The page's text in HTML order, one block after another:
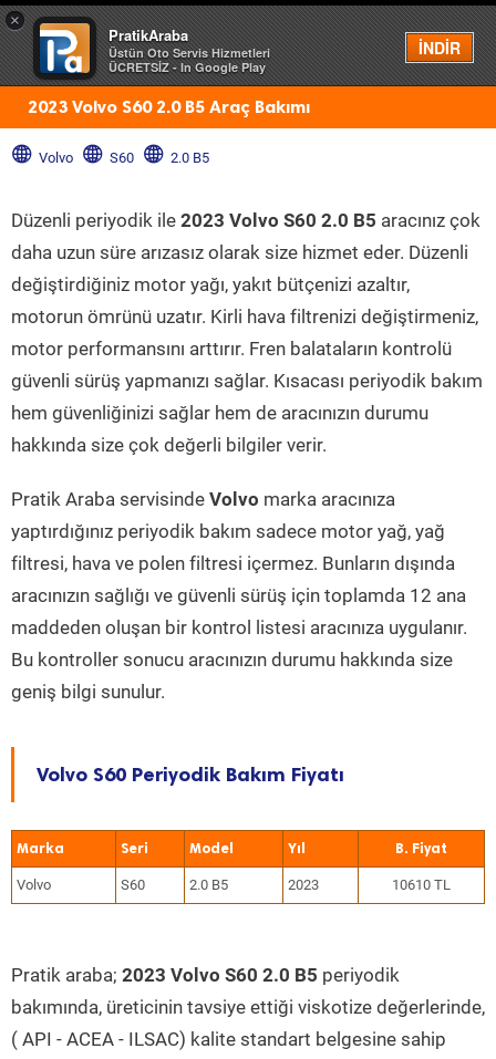
×
PratikAraba
Üstün Oto Servis Hizmetleri
ÜCRETSİZ - In Google Play
İNDİR
Menü
2023 Volvo S60 2.0 B5 Araç Bakımı
Volvo S60 2.0 B5
Düzenli periyodik ile 2023 Volvo S60 2.0 B5 aracınız çok
daha uzun süre arızasız olarak size hizmet eder. Düzenli
değiştirdiğiniz motor yağı, yakıt bütçenizi azaltır,
motorun ömrünü uzatır. Kirli hava filtrenizi değiştirmeniz,
motor performansını arttırır. Fren balataların kontrolü
güvenli sürüş yapmanızı sağlar. Kısacası periyodik bakım
hem güvenliğinizi sağlar hem de aracınızın durumu
hakkında size çok değerli bilgiler verir.
Pratik Araba servisinde Volvo marka aracınıza
yaptırdığınız periyodik bakım sadece motor yağ, yağ
filtresi, hava ve polen filtresi içermez. Bunların dışında
aracınızın sağlığı ve güvenli sürüş için toplamda 12 ana
maddeden oluşan bir kontrol listesi aracınıza uygulanır.
Bu kontroller sonucu aracınızın durumu hakkında size
geniş bilgi sunulur.
Volvo S60 Periyodik Bakım Fiyatı
Marka Seri Model Yıl
Volvo S60 2.0 B5 2023 10610 TL
Pratik araba; 2023 Volvo S60 2.0 B5 periyodik
bakımında, üreticinin tavsiye ettiği viskotize değerlerinde,
( API - ACEA - ILSAC) kalite standart belgesine sahip